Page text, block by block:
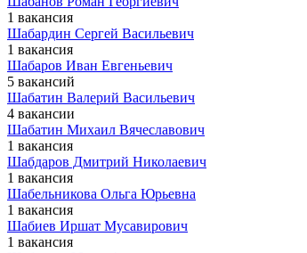
1 вакансия
Шабардин Сергей Васильевич
1 вакансия
Шабаров Иван Евгеньевич
5 вакансий
Шабатин Валерий Васильевич
4 вакансии
Шабатин Михаил Вячеславович
1 вакансия
Шабдаров Дмитрий Николаевич
1 вакансия
Шабельникова Ольга Юрьевна
1 вакансия
Шабиев Иршат Мусавирович
1 вакансия